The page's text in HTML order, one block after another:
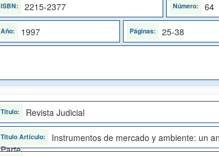
2215-2377
64
1997 25-38
Revista Judicial
Instrumentos de mercado y ambiente: un
Parte